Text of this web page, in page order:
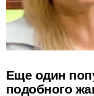
Еще один
подобного